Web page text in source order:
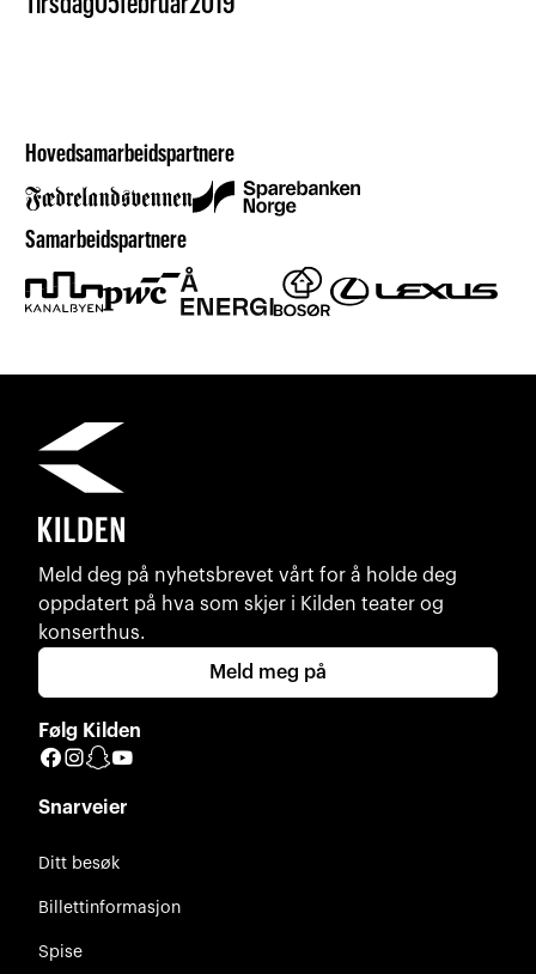
Hovedsamarbeidspartnere
Samarbeidspartnere
Meld deg på nyhetsbrevet vårt for å holde deg
oppdatert på hva som skjer i Kilden teater og
konserthus.
Meld meg på
Følg Kilden
Facebook
Instagram
Snapchat
Snarveier
Ditt besøk
Billettinformasjon
Spise